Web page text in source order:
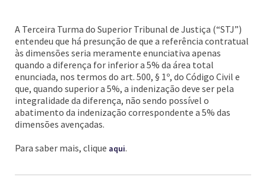
A Terceira Turma do Superior Tribunal de Justiça (“STJ”)
entendeu que há presunção de que a referência contratual
às dimensões seria meramente enunciativa apenas
quando a diferença for inferior a 5% da área total
enunciada, nos termos do art. 500, § 1º, do Código Civil e
que, quando superior a 5%, a indenização deve ser pela
integralidade da diferença, não sendo possível o
abatimento da indenização correspondente a 5% das
dimensões avençadas.
Para saber mais, clique aqui.